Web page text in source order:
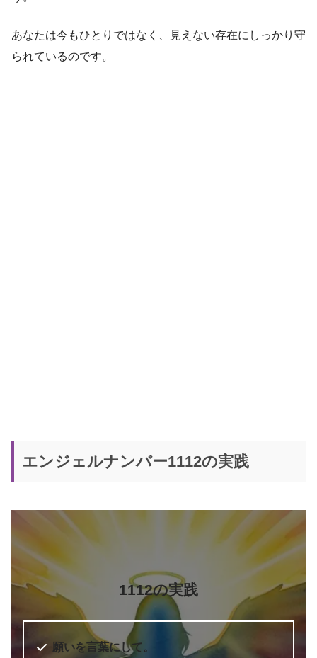
あなたは今もひとりではなく、見えない存在にしっかり守
られているのです。
エンジェルナンバー1112の実践
1112の実践
願いを言葉にして。